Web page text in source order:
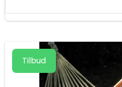
Tilbud